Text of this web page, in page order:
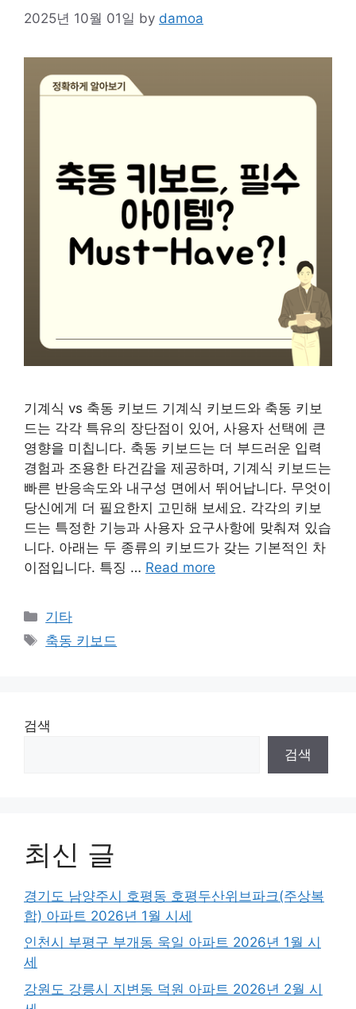
2025년 10월 01일 by damoa
기계식 vs 축동 키보드 기계식 키보드와 축동 키보
드는 각각 특유의 장단점이 있어, 사용자 선택에 큰
영향을 미칩니다. 축동 키보드는 더 부드러운 입력
경험과 조용한 타건감을 제공하며, 기계식 키보드는
빠른 반응속도와 내구성 면에서 뛰어납니다. 무엇이
당신에게 더 필요한지 고민해 보세요. 각각의 키보
드는 특정한 기능과 사용자 요구사항에 맞춰져 있습
니다. 아래는 두 종류의 키보드가 갖는 기본적인 차
이점입니다. 특징 … Read more
Categories
기타
Tags
축동 키보드
검색
검색
최신 글
경기도 남양주시 호평동 호평두산위브파크(주상복
합) 아파트 2026년 1월 시세
인천시 부평구 부개동 욱일 아파트 2026년 1월 시
세
강원도 강릉시 지변동 덕원 아파트 2026년 2월 시